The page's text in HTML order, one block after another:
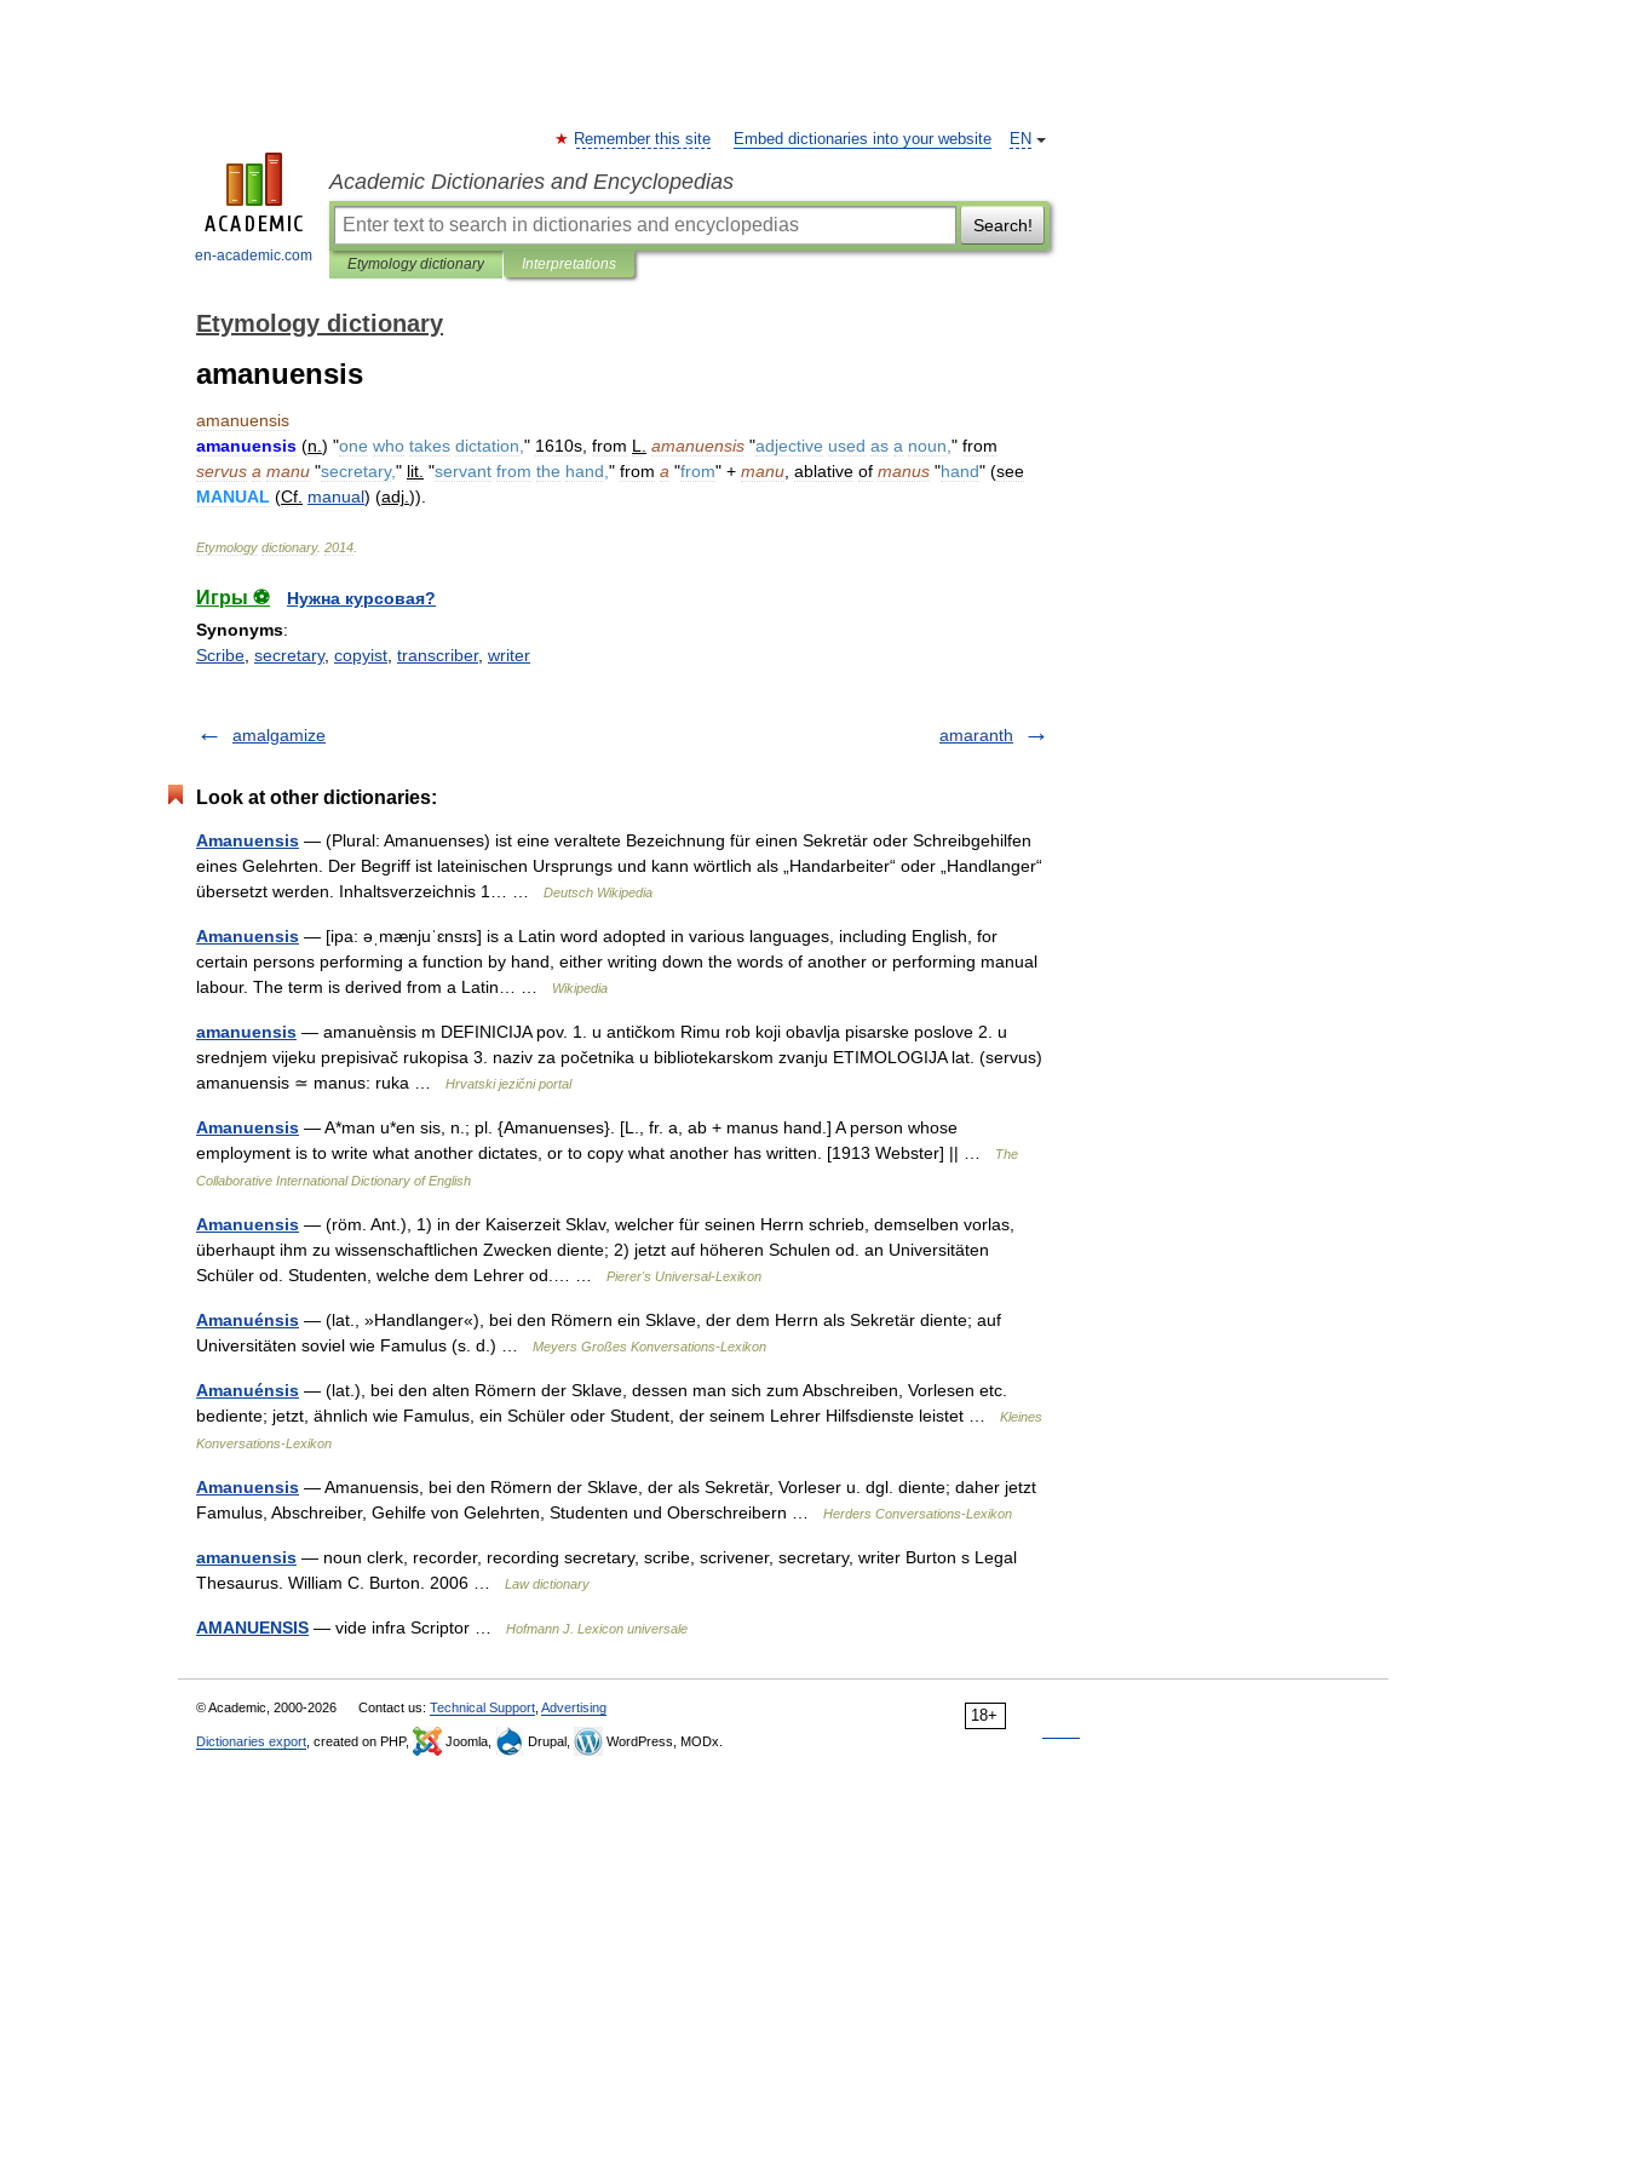
en-academic.com
EN
Remember this site Embed dictionaries into your website
Academic Dictionaries and Encyclopedias
Search!
Etymology dictionary Interpretations
Etymology dictionary
amanuensis
amanuensis
amanuensis (n ) "one who takes dictation " 1610s from L amanuensis "adjective used as a noun " from
servus a manu "secretary," lit "servant from the hand " from a "from" + manu ablative of manus "hand" (see
MANUAL (Cf manual) (adj )).
Etymology dictionary. 2014
Игры ⚽
Нужна курсовая?
Synonyms:
Scribe secretary, copyist transcriber, writer
amalgamize amaranth
Look at other dictionaries:
Amanuensis — (Plural: Amanuenses) ist eine veraltete Bezeichnung für einen Sekretär oder Schreibgehilfen
eines Gelehrten. Der Begriff ist lateinischen Ursprungs und kann wörtlich als „Handarbeiter“ oder „Handlanger“
übersetzt werden. Inhaltsverzeichnis 1… …
Deutsch Wikipedia
Amanuensis — [ipa: əˌmænjuˈɛnsɪs] is a Latin word adopted in various languages, including English, for
certain persons performing a function by hand, either writing down the words of another or performing manual
labour. The term is derived from a Latin… …
Wikipedia
amanuensis — amanuènsis m DEFINICIJA pov. 1. u antičkom Rimu rob koji obavlja pisarske poslove 2. u
srednjem vijeku prepisivač rukopisa 3. naziv za početnika u bibliotekarskom zvanju ETIMOLOGIJA lat. (servus)
amanuensis ≃ manus: ruka …
Hrvatski jezični portal
Amanuensis — A*man u*en sis, n.; pl. {Amanuenses}. [L., fr. a, ab + manus hand.] A person whose
employment is to write what another dictates, or to copy what another has written. [1913 Webster] || …
The
Collaborative International Dictionary of English
Amanuensis — (röm. Ant.), 1) in der Kaiserzeit Sklav, welcher für seinen Herrn schrieb, demselben vorlas,
überhaupt ihm zu wissenschaftlichen Zwecken diente; 2) jetzt auf höheren Schulen od. an Universitäten
Schüler od. Studenten, welche dem Lehrer od.… …
Pierer's Universal-Lexikon
Amanuénsis — (lat., »Handlanger«), bei den Römern ein Sklave, der dem Herrn als Sekretär diente; auf
Universitäten soviel wie Famulus (s. d.) …
Meyers Großes Konversations-Lexikon
Amanuénsis — (lat.), bei den alten Römern der Sklave, dessen man sich zum Abschreiben, Vorlesen etc.
bediente; jetzt, ähnlich wie Famulus, ein Schüler oder Student, der seinem Lehrer Hilfsdienste leistet …
Kleines
Konversations-Lexikon
Amanuensis — Amanuensis, bei den Römern der Sklave, der als Sekretär, Vorleser u. dgl. diente; daher jetzt
Famulus, Abschreiber, Gehilfe von Gelehrten, Studenten und Oberschreibern …
Herders Conversations-Lexikon
amanuensis — noun clerk, recorder, recording secretary, scribe, scrivener, secretary, writer Burton s Legal
Thesaurus. William C. Burton. 2006 …
Law dictionary
AMANUENSIS — vide infra Scriptor … Hofmann J. Lexicon universale
18+
© Academic, 2000-2026 Contact us: Technical Support Advertising
Dictionaries export , created on PHP, Joomla, Drupal, WordPress, MODx.